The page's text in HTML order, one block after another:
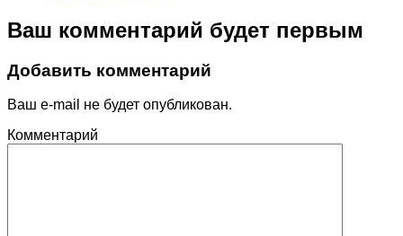
Ваш комментарий будет первым
Добавить комментарий
Ваш e-mail не будет опубликован.
Комментарий